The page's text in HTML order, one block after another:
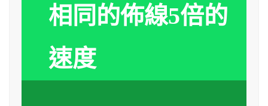
相同的佈線5倍的
速度